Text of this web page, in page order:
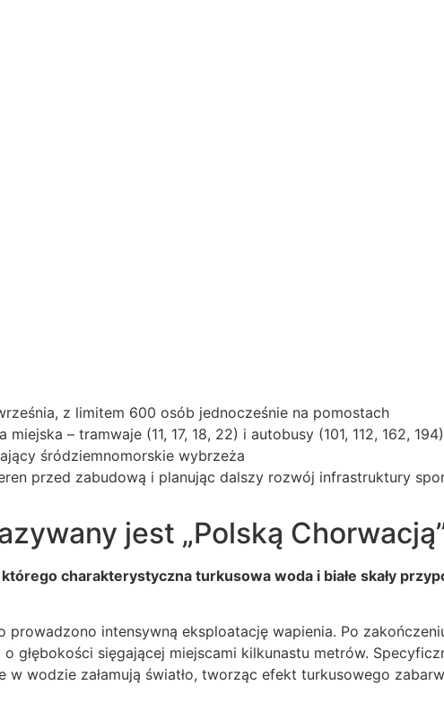
z limitem 600 osób jednocześnie na pomostach
– tramwaje (11, 17, 18, 22) i autobusy (101, 112, 162, 194)
śródziemnomorskie wybrzeża
przed zabudową i planując dalszy rozwój infrastruktury
jest „Polską
charakterystyczna turkusowa woda i białe skały
intensywną eksploatację wapienia. Po
głębokości sięgającej miejscami kilkunastu metrów.
wodzie załamują światło, tworząc efekt turkusowego